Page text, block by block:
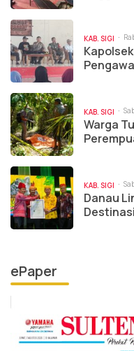
KAB. SIGI
KAB. SIGI
Warga
KAB. SIGI
Danau
ePaper